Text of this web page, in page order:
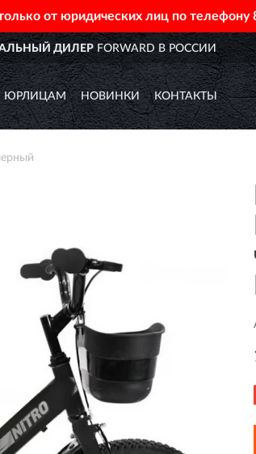
от юридических лиц по телефону
ДИЛЕР FORWARD В РОССИИ
ЮРЛИЦАМ НОВИНКИ КОНТАКТЫ